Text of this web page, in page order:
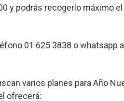
y podrás recogerlo máximo
01 625 3838 o
varios planes para Año
ofrecerá: